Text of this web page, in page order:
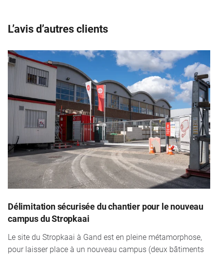
L’avis d’autres clients
Délimitation sécurisée du chantier pour le nouveau
campus du Stropkaai
Le site du Stropkaai à Gand est en pleine métamorphose,
pour laisser place à un nouveau campus (deux bâtiments